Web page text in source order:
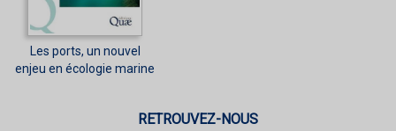
Les ports, un nouvel
enjeu en écologie marine
RETROUVEZ-NOUS